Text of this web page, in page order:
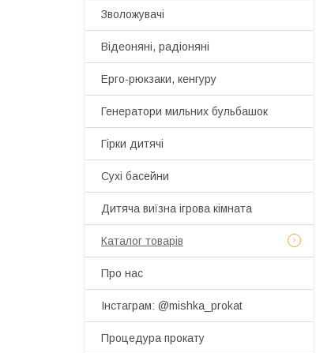
Зволожувачі
Відеоняні, радіоняні
Ерго-рюкзаки, кенгуру
Генератори мильних бульбашок
Гірки дитячі
Сухі басейни
Дитяча виїзна ігрова кімната
Каталог товарів
Про нас
Інстаграм: @mishka_prokat
Процедура прокату